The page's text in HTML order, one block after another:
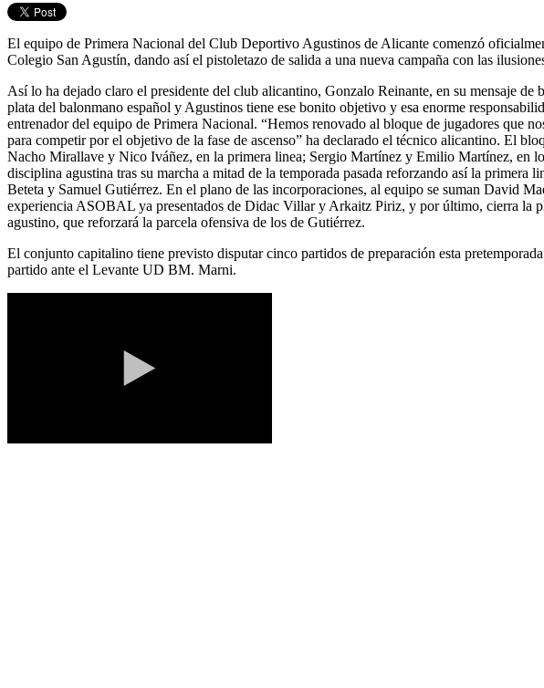
El equipo de Primera Nacional del Club Deportivo Agustinos de Alicante comenzó
Colegio San Agustín, dando así el pistoletazo de salida a una nueva campaña con las
Así lo ha dejado claro el presidente del club alicantino, Gonzalo Reinante, en su mensaje
plata del balonmano español y Agustinos tiene ese bonito objetivo y esa enorme
entrenador del equipo de Primera Nacional. “Hemos renovado al bloque de jugadores que
para competir por el objetivo de la fase de ascenso” ha declarado el técnico alicantino. El
Nacho Mirallave y Nico Iváñez, en la primera linea; Sergio Martínez y Emilio Martínez, en
disciplina agustina tras su marcha a mitad de la temporada pasada reforzando así la
Beteta y Samuel Gutiérrez. En el plano de las incorporaciones, al equipo se suman David
experiencia ASOBAL ya presentados de Didac Villar y Arkaitz Piriz, y por último, cierra la
agustino, que reforzará la parcela ofensiva de los de Gutiérrez.
El conjunto capitalino tiene previsto disputar cinco partidos de preparación esta
partido ante el Levante UD BM. Marni.